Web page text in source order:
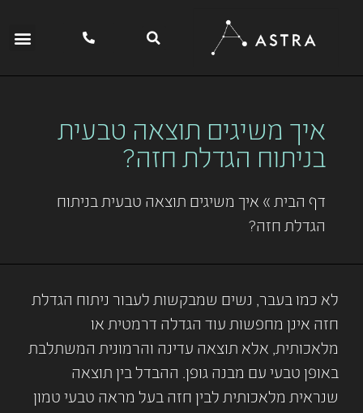
איך משיגים תוצאה טבעית
בניתוח הגדלת חזה?
דף הבית » איך משיגים תוצאה טבעית בניתוח
הגדלת חזה?
לא כמו בעבר, נשים שמבקשות לעבור ניתוח הגדלת
חזה אינן מחפשות עוד הגדלה דרמטית או
מלאכותית, אלא תוצאה עדינה והרמונית המשתלבת
באופן טבעי עם מבנה גופן. ההבדל בין תוצאה
שנראית מלאכותית לבין חזה בעל מראה טבעי טמון